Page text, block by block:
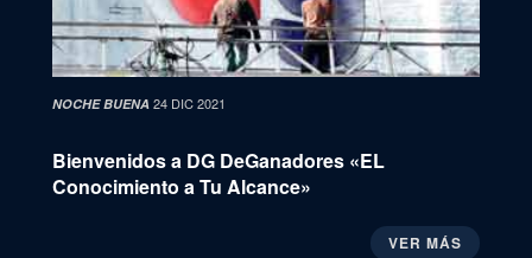
NOCHE BUENA 24 DIC 2021
Bienvenidos a DG DeGanadores «EL
Conocimiento a Tu Alcance»
VER MÁS